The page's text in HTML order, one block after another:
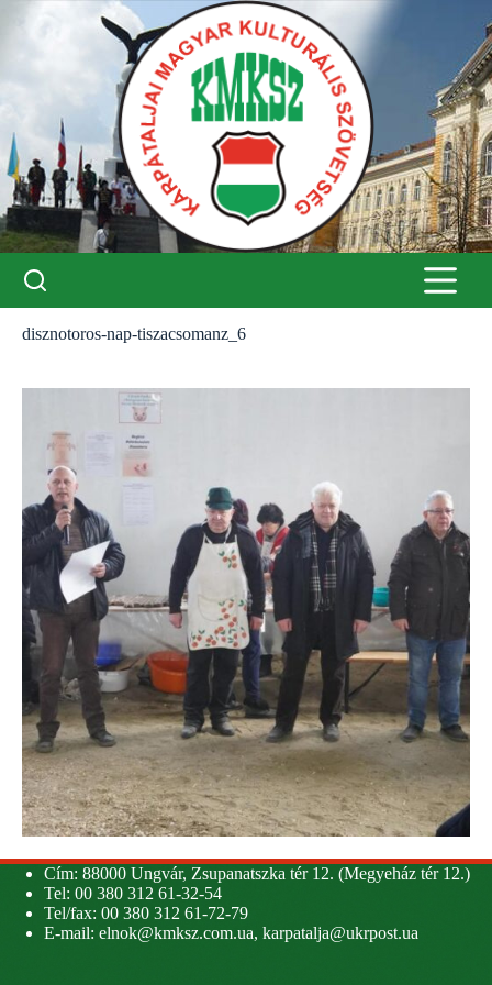
disznotoros-nap-tiszacsomanz_6
Cím: 88000 Ungvár, Zsupanatszka tér 12. (Megyeház tér 12.)
Tel: 00 380 312 61-32-54
Tel/fax: 00 380 312 61-72-79
E-mail: elnok@kmksz.com.ua, karpatalja@ukrpost.ua